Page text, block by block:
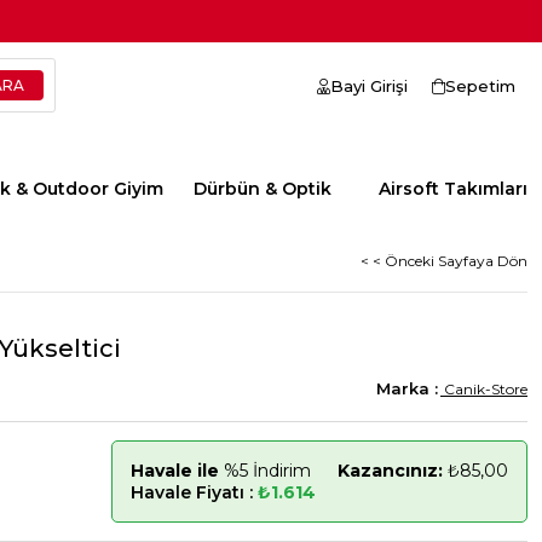
& Outdoor Giyim Dürbün & Optik Airsoft Takımları
Sepetim
Bayi Girişi
< < Önceki Sayfaya Dön
Canik-Store
Havale ile %5 İndirim Kazancınız: ₺85,00
Havale Fiyatı : ₺1.614